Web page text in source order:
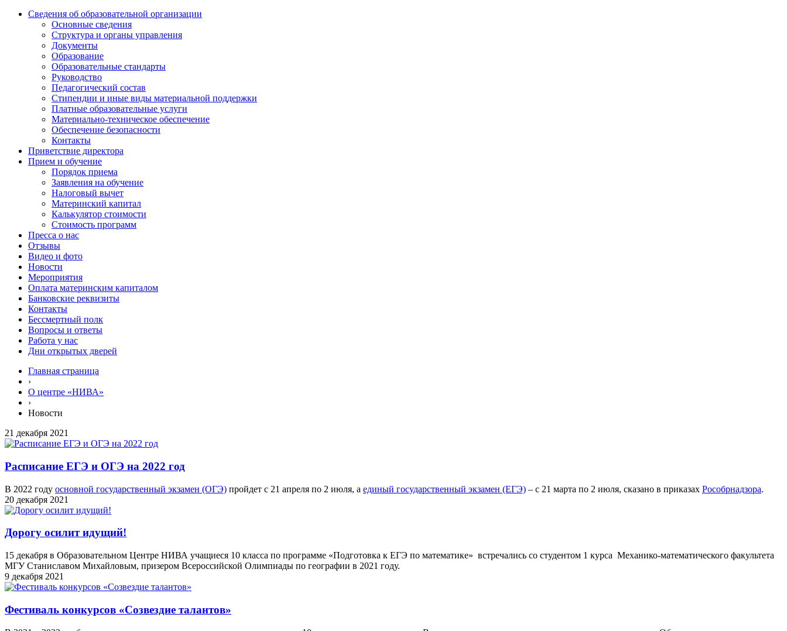
Сведения об образовательной организации
Основные сведения
Структура и органы управления
Документы
Образование
Образовательные стандарты
Руководство
Педагогический состав
Стипендии и иные виды материальной поддержки
Платные образовательные услуги
Материально-техническое обеспечение
Обеспечение безопасности
Контакты
Приветствие директора
Прием и обучение
Порядок приема
Заявления на обучение
Налоговый вычет
Материнский капитал
Калькулятор стоимости
Стоимость программ
Пресса о нас
Отзывы
Видео и фото
Новости
Мероприятия
Оплата материнским капиталом
Банковские реквизиты
Контакты
Бессмертный полк
Вопросы и ответы
Работа у нас
Дни открытых дверей
Главная страница
›
О центре «НИВА»
›
Новости
21 декабря 2021
Расписание ЕГЭ и ОГЭ на 2022 год
В 2022 году основной государственный экзамен (ОГЭ) пройдет с 21 апреля по 2 июля, а единый государственный экзамен (ЕГЭ) – с 21 марта по 2 июля, сказано в приказах Рособрнадзора.
20 декабря 2021
Дорогу осилит идущий!
15 декабря в Образовательном Центре НИВА учащиеся 10 класса по программе «Подготовка к ЕГЭ по математике» встречались со студентом 1 курса Механико-математического факультета
МГУ Станиславом Михайловым, призером Всероссийской Олимпиады по географии в 2021 году.
9 декабря 2021
Фестиваль конкурсов «Созвездие талантов»